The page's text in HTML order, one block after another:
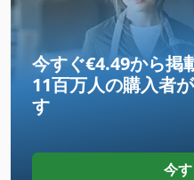
クレーン フレーム
クレーン ポータル
クレーン レール
クローラ クレーン
クローラー クレーン
今すぐ€4.49から掲
11百万人の購入者
す
今